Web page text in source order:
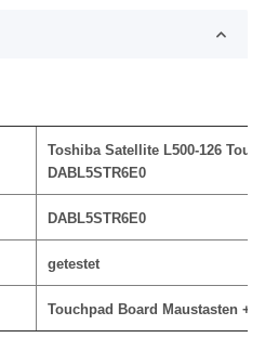
Toshiba Satellite L500-126
DABL5STR6E0
DABL5STR6E0
getestet
Touchpad Board Maustasten +